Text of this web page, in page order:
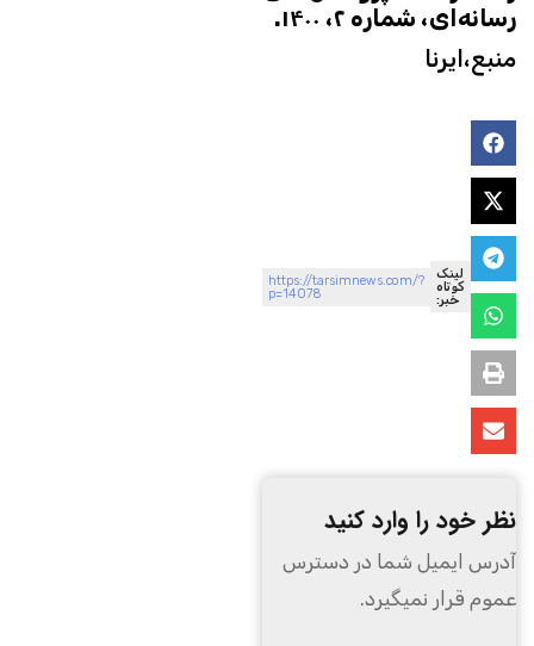
رسانه‌ای، شماره ۲، ۱۴۰۰.
منبع،ایرنا
لینک
کوتاه
خبر:
https://tarsimnews.com/?
p=14078
نظر خود را وارد کنید
آدرس ایمیل شما در دسترس
عموم قرار نمیگیرد.